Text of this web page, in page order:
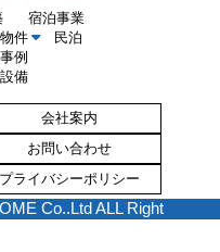
件
例
備
宿泊事業
民泊
会社案内
お問い合わせ
プライバシーポリシー
Co..Ltd ALL Right